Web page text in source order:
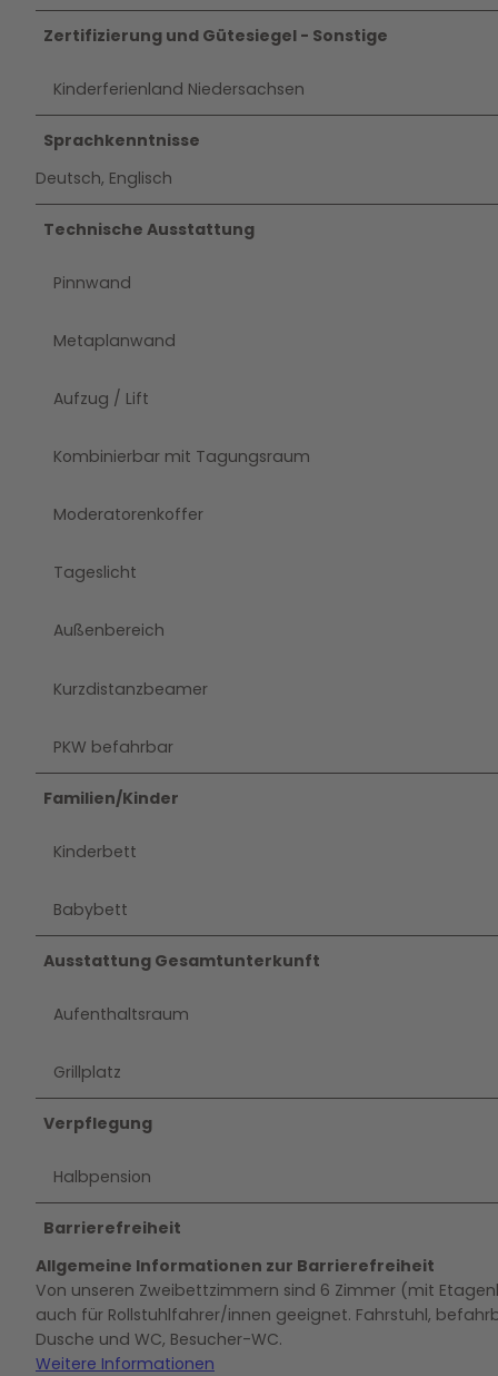
Zertifizierung und Gütesiegel - Sonstige
Kinderferienland Niedersachsen
Sprachkenntnisse
Deutsch, Englisch
Technische Ausstattung
Pinnwand
Metaplanwand
Aufzug / Lift
Kombinierbar mit Tagungsraum
Moderatorenkoffer
Tageslicht
Außenbereich
Kurzdistanzbeamer
PKW befahrbar
Familien/Kinder
Kinderbett
Babybett
Ausstattung Gesamtunterkunft
Aufenthaltsraum
Grillplatz
Verpflegung
Halbpension
Barrierefreiheit
Allgemeine Informationen zur Barrierefreiheit
Von unseren Zweibettzimmern sind 6 Zimmer (mit
auch für Rollstuhlfahrer/innen geeignet. Fahrstuhl,
Dusche und WC, Besucher-WC.
Weitere Informationen